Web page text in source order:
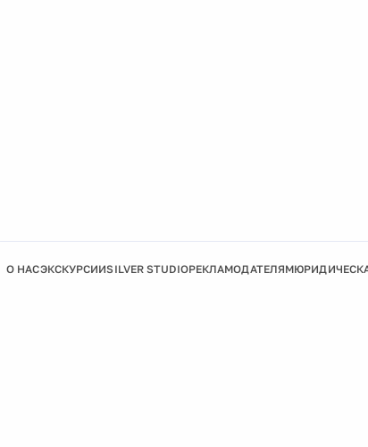
О НАСЭКСКУРСИИSILVER STUDIOРЕКЛАМОДАТЕЛЯМ